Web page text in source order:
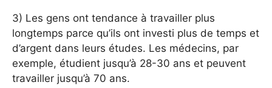
3) Les gens ont tendance à travailler plus
longtemps parce qu’ils ont investi plus de temps et
d’argent dans leurs études. Les médecins, par
exemple, étudient jusqu’à 28-30 ans et peuvent
travailler jusqu’à 70 ans.